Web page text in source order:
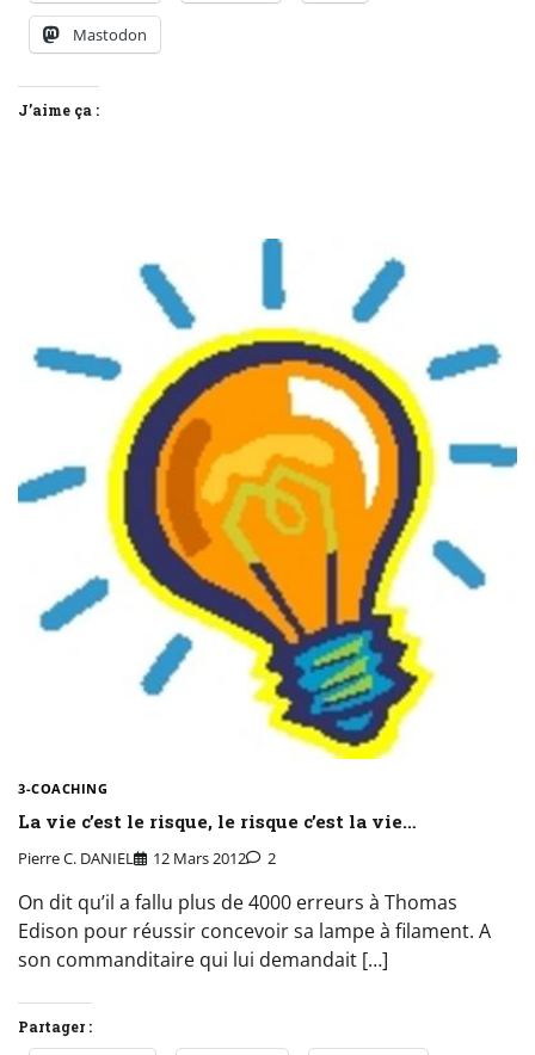
Mastodon
J’aime ça :
3-COACHING
La vie c’est le risque, le risque c’est la vie…
Pierre C. DANIEL 12 Mars 2012 2
On dit qu’il a fallu plus de 4000 erreurs à Thomas
Edison pour réussir concevoir sa lampe à filament. A
son commanditaire qui lui demandait […]
Partager :